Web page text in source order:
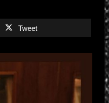
Tweet